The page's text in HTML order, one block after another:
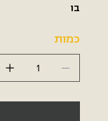
בו
כמות